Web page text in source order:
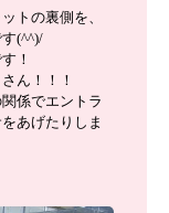
トの裏側を、
(^^)/
！
ん！！！
係でエントラ
あげたりしま